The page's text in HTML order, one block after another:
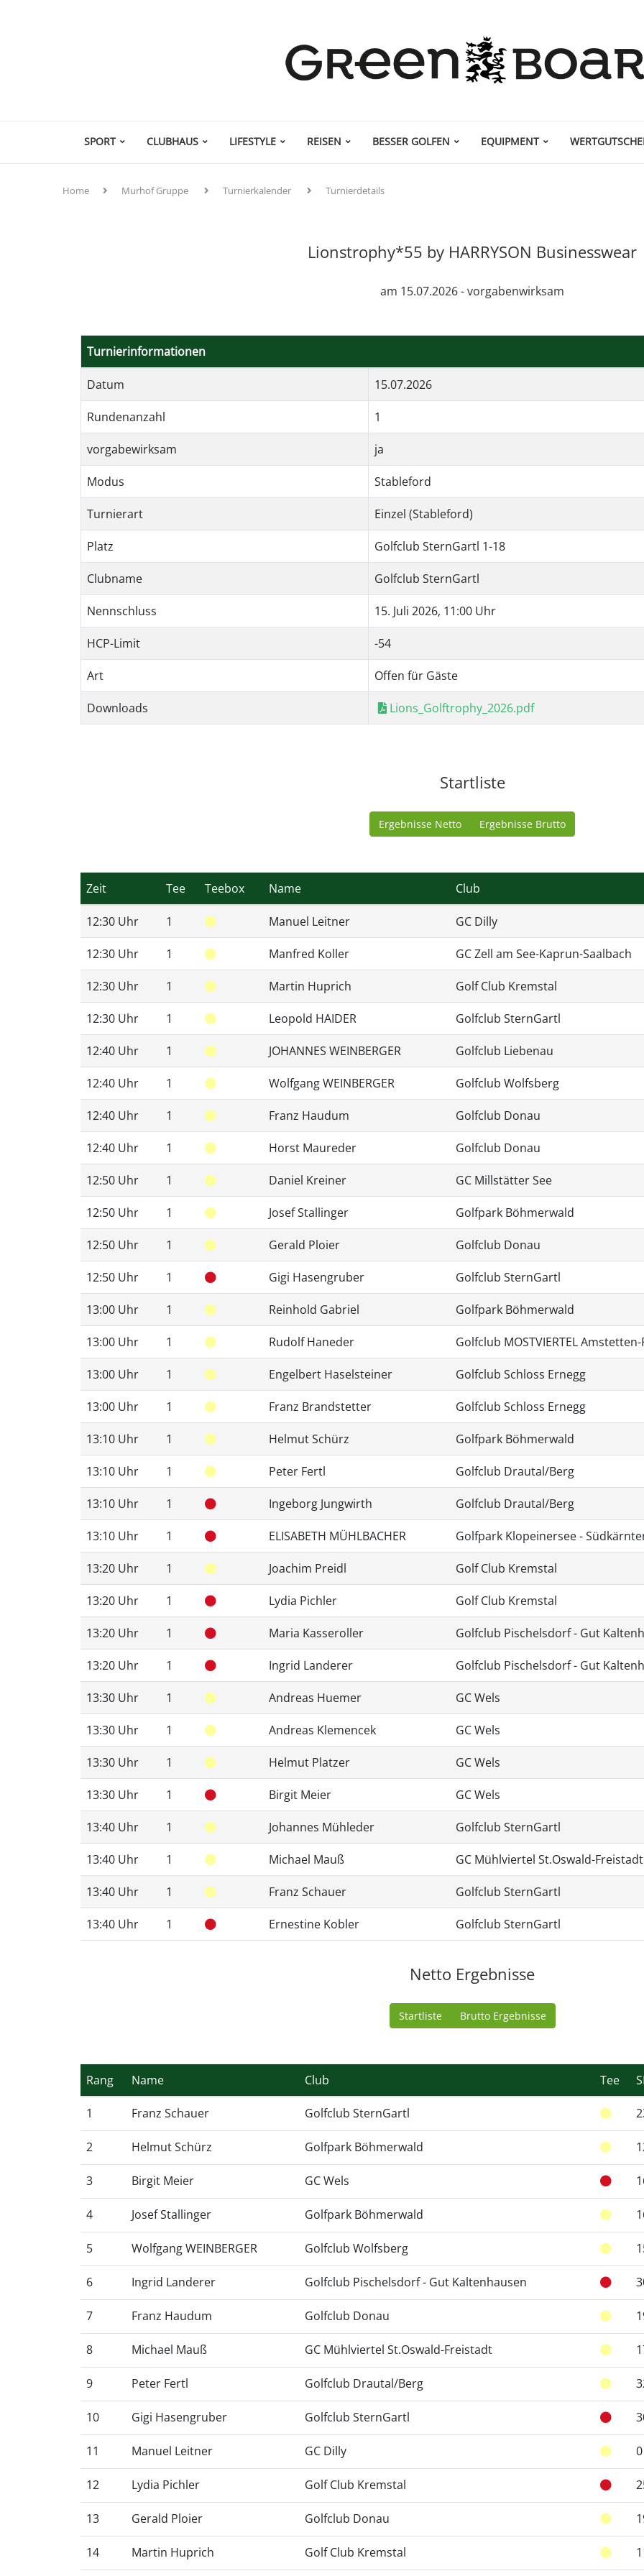
SPORT CLUBHAUS LIFESTYLE REISEN BESSER GOLFEN EQUIPMENT
Home Murhof Gruppe Turnierkalender Turnierdetails
Lionstrophy*55 by HARRYSON Businesswear
am 15.07.2026 - vorgabenwirksam
Turnierinformationen
Datum 15.07.2026
Rundenanzahl 1
vorgabewirksam ja
Modus Stableford
Turnierart Einzel (Stableford)
Platz Golfclub SternGartl 1-18
Clubname Golfclub SternGartl
Nennschluss 15. Juli 2026, 11:00 Uhr
HCP-Limit -54
Art Offen für Gäste
Downloads Lions_Golftrophy_2026.pdf
Startliste
Ergebnisse Netto Ergebnisse Brutto
Zeit Tee Teebox Name Club
12:30 Uhr 1 Manuel Leitner GC Dilly
12:30 Uhr 1 Manfred Koller GC Zell am See-Kaprun-Saalbach
12:30 Uhr 1 Martin Huprich Golf Club Kremstal
12:30 Uhr 1 Leopold HAIDER Golfclub SternGartl
12:40 Uhr 1 JOHANNES WEINBERGER Golfclub Liebenau
12:40 Uhr 1 Wolfgang WEINBERGER Golfclub Wolfsberg
12:40 Uhr 1 Franz Haudum Golfclub Donau
12:40 Uhr 1 Horst Maureder Golfclub Donau
12:50 Uhr 1 Daniel Kreiner GC Millstätter See
12:50 Uhr 1 Josef Stallinger Golfpark Böhmerwald
12:50 Uhr 1 Gerald Ploier Golfclub Donau
12:50 Uhr 1 Gigi Hasengruber Golfclub SternGartl
13:00 Uhr 1 Reinhold Gabriel Golfpark Böhmerwald
13:00 Uhr 1 Rudolf Haneder Golfclub MOSTVIERTEL
13:00 Uhr 1 Engelbert Haselsteiner Golfclub Schloss Ernegg
13:00 Uhr 1 Franz Brandstetter Golfclub Schloss Ernegg
13:10 Uhr 1 Helmut Schürz Golfpark Böhmerwald
13:10 Uhr 1 Peter Fertl Golfclub Drautal/Berg
13:10 Uhr 1 Ingeborg Jungwirth Golfclub Drautal/Berg
13:10 Uhr 1 ELISABETH MÜHLBACHER Golfpark Klopeinersee -
13:20 Uhr 1 Joachim Preidl Golf Club Kremstal
13:20 Uhr 1 Lydia Pichler Golf Club Kremstal
13:20 Uhr 1 Maria Kasseroller Golfclub Pischelsdorf - Gut
13:20 Uhr 1 Ingrid Landerer Golfclub Pischelsdorf - Gut
13:30 Uhr 1 Andreas Huemer GC Wels
13:30 Uhr 1 Andreas Klemencek GC Wels
13:30 Uhr 1 Helmut Platzer GC Wels
13:30 Uhr 1 Birgit Meier GC Wels
13:40 Uhr 1 Johannes Mühleder Golfclub SternGartl
13:40 Uhr 1 Michael Mauß GC Mühlviertel St.Oswald-Freistadt
13:40 Uhr 1 Franz Schauer Golfclub SternGartl
13:40 Uhr 1 Ernestine Kobler Golfclub SternGartl
Netto Ergebnisse
Startliste Brutto Ergebnisse
Rang Name Club Tee
1 Franz Schauer Golfclub SternGartl
2 Helmut Schürz Golfpark Böhmerwald
3 Birgit Meier GC Wels
4 Josef Stallinger Golfpark Böhmerwald
5 Wolfgang WEINBERGER Golfclub Wolfsberg
6 Ingrid Landerer Golfclub Pischelsdorf - Gut Kaltenhausen
7 Franz Haudum Golfclub Donau
8 Michael Mauß GC Mühlviertel St.Oswald-Freistadt
9 Peter Fertl Golfclub Drautal/Berg
10 Gigi Hasengruber Golfclub SternGartl
11 Manuel Leitner GC Dilly 0
12 Lydia Pichler Golf Club Kremstal
13 Gerald Ploier Golfclub Donau
14 Martin Huprich Golf Club Kremstal